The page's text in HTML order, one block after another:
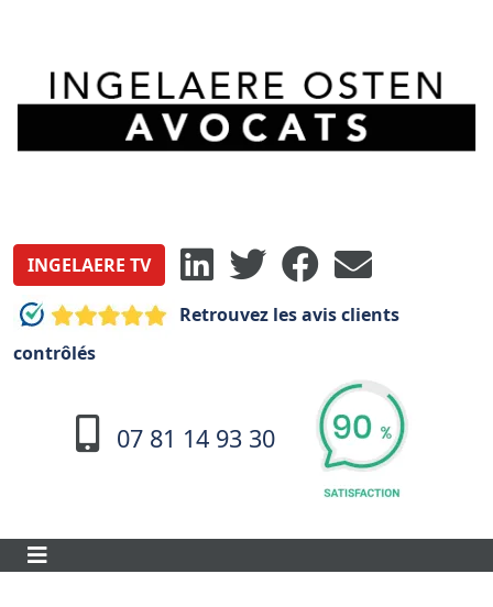
INGELAERE TV
Retrouvez les avis clients
contrôlés
07 81 14 93 30